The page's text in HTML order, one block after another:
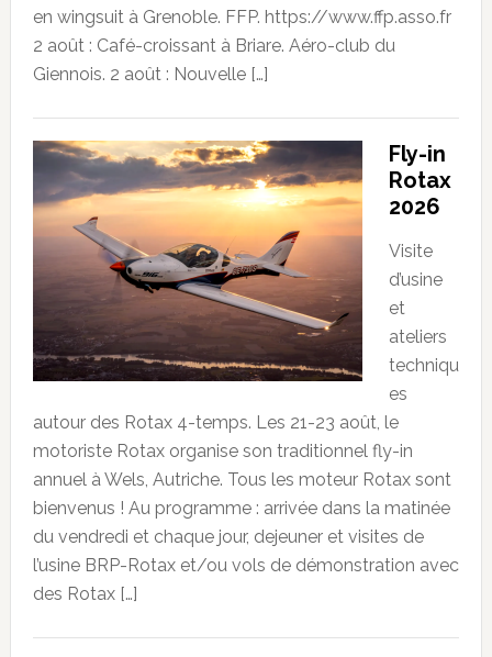
en wingsuit à Grenoble. FFP. https://www.ffp.asso.fr
2 août : Café-croissant à Briare. Aéro-club du
Giennois. 2 août : Nouvelle […]
Fly-in
Rotax
2026
Visite
d’usine
et
ateliers
techniqu
es
autour des Rotax 4-temps. Les 21-23 août, le
motoriste Rotax organise son traditionnel fly-in
annuel à Wels, Autriche. Tous les moteur Rotax sont
bienvenus ! Au programme : arrivée dans la matinée
du vendredi et chaque jour, dejeuner et visites de
l’usine BRP-Rotax et/ou vols de démonstration avec
des Rotax […]